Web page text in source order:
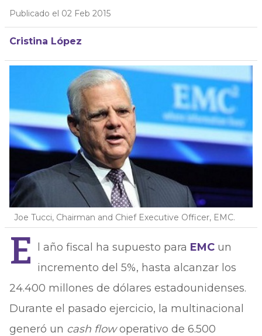
Publicado el 02 Feb 2015
Cristina López
Joe Tucci, Chairman and Chief Executive Officer, EMC.
E l año fiscal ha supuesto para EMCun
incremento del 5%, hasta alcanzar los
24.400 millones de dólares estadounidenses.
Durante el pasado ejercicio, la multinacional
generó un cash flowoperativo de 6.500